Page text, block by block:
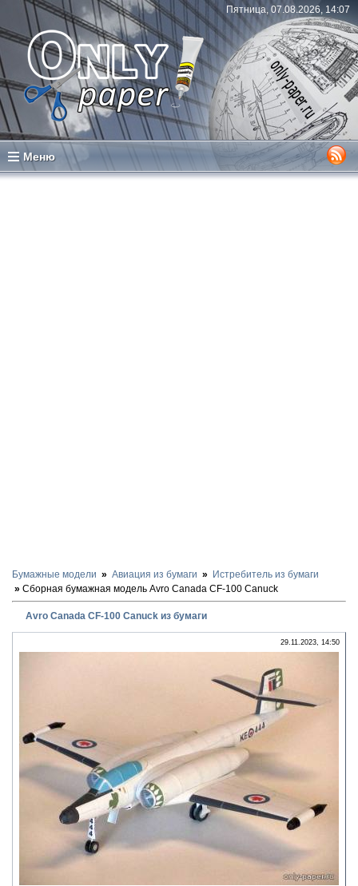
Пятница, 07.08.2026, 14:07
Меню
Бумажные модели Авиация из бумаги
Истребитель из бумаги
Сборная бумажная модель Avro Canada CF-100 Canuck
Avro Canada CF-100 Canuck из бумаги
29.11.2023, 14:50